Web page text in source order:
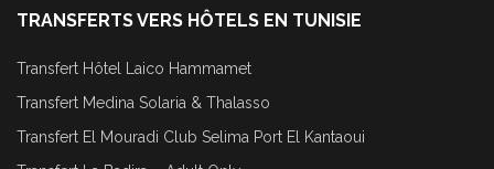
TRANSFERTS VERS HÔTELS EN TUNISIE
Transfert Hôtel Laico Hammamet
Transfert Medina Solaria & Thalasso
Transfert El Mouradi Club Selima Port El Kantaoui